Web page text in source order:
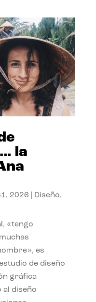
la
2026 Diseño,
«tengo
es
de diseño
gráfica
al diseño